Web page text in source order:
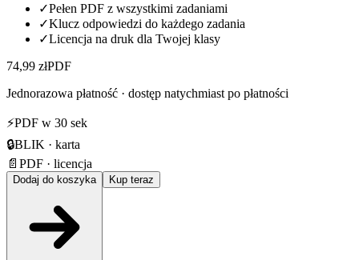
✓Pełen PDF z wszystkimi zadaniami
✓Klucz odpowiedzi do każdego zadania
✓Licencja na druk dla Twojej klasy
74,99 złPDF
Jednorazowa płatność · dostęp natychmiast po płatności
⚡PDF w 30 sek
🔒BLIK · karta
📄 PDF · licencja
Dodaj do koszyka Kup teraz